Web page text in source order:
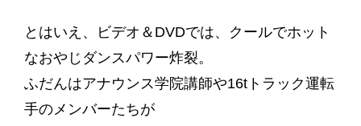
とはいえ、ビデオ＆DVDでは、クールでホット
なおやじダンスパワー炸裂。
ふだんはアナウンス学院講師や16tトラック運転
手のメンバーたちが